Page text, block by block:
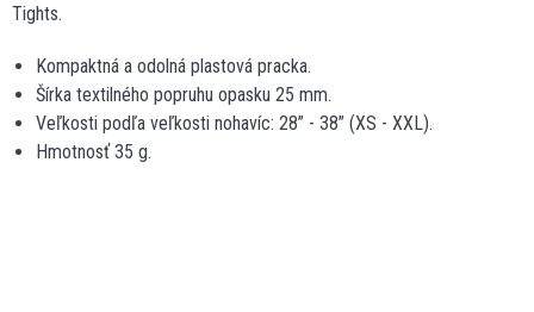
Tights.
Kompaktná a odolná plastová pracka.
Šírka textilného popruhu opasku 25 mm.
Veľkosti podľa veľkosti nohavíc: 28” - 38” (XS - XXL).
Hmotnosť 35 g.